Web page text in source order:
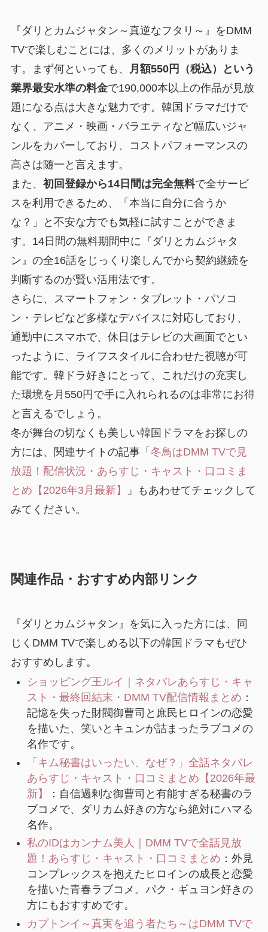
『ダリとカムジャタン～真逆なフタリ～』をDMM
TVで楽しむことには、多くのメリットがありま
す。まず何といっても、
月額550円（税込）という
業界最安水準の料金で190,000本以上の作品が見放
題になる点は大きな魅力です。韓国ドラマだけで
なく、アニメ・映画・バラエティなど幅広いジャ
ンルをカバーしており、コストパフォーマンスの
高さは随一と言えます。
また、 初回登録から14日間は完全無料で全サービ
スを利用できるため、「本当に自分に合うか
な？」と不安な方でも気軽に試すことができま
す。14日間の無料期間中に『ダリとカムジャタ
ン』の全16話をじっくり楽しんでから契約継続を
判断するのが賢い活用法です。
さらに、スマートフォン・タブレット・パソコ
ン・テレビなど多様なデバイスに対応しており、
通勤中にスマホで、休日はテレビの大画面でとい
ったように、ライフスタイルに合わせた視聴が可
能です。韓ドラ好きにとって、これだけの充実し
た環境を月550円で手に入れられるのは非常にお得
と言えるでしょう。
冬が舞台の切なくも美しい韓国ドラマをお探しの
方には、関連サイトの記事「 冬鳥はDMM TVで見
放題！配信状況・あらすじ・キャスト・口コミま
とめ【2026年3月最新】
」もあわせてチェックして
みてください。
関連作品・おすすめ内部リンク
『ダリとカムジャタン』を気に入った方には、同
じくDMM TVで楽しめる以下の韓国ドラマもぜひ
おすすめします。
ショッピング王ルイ｜ネタバレあらすじ・キャ
スト・最終回結末・DMM TV配信情報まとめ ：
記憶を失った財閥御曹司と庶民ヒロインの恋愛
を描いた、笑いとキュンが詰まったラブコメの
名作です。
「キム秘書はいったい、なぜ？」全話ネタバレ
あらすじ・キャスト・口コミまとめ【2026年最
新】
：自信過剰な御曹司と有能すぎる秘書のラ
ブコメで、ダリカム好きの方なら絶対にハマる
名作。
私のIDはカンナム美人｜DMM TVで全話見放
題！あらすじ・キャスト・口コミまとめ ：外見
コンプレックスを抱えたヒロインの成長と恋愛
を描いた青春ラブコメ。パク・ギュヨン好きの
方にもおすすめです。
カプトンイ～真実を追う者たち～はDMM TVで